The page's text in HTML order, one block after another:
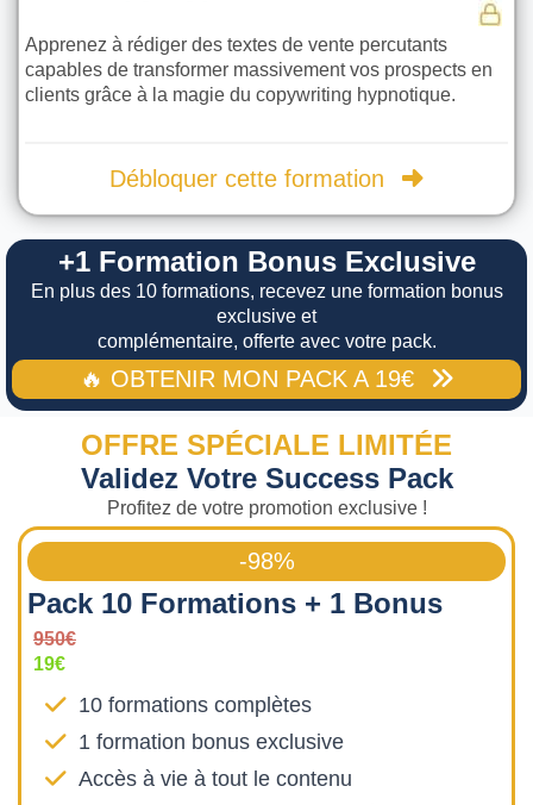
Apprenez à rédiger des textes de vente percutants
capables de transformer massivement vos prospects en
clients grâce à la magie du copywriting hypnotique.
Débloquer cette formation
+1 Formation Bonus Exclusive
En plus des 10 formations, recevez une formation bonus
exclusive et
complémentaire, offerte avec votre pack.
🔥 OBTENIR MON PACK A 19€
OFFRE SPÉCIALE LIMITÉE
Validez Votre Success Pack
Profitez de votre promotion exclusive !
-98%
Pack 10 Formations + 1 Bonus
950€
19€
10 formations complètes
1 formation bonus exclusive
Accès à vie à tout le contenu